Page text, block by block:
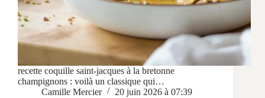
recette coquille saint-jacques à la bretonne
champignons : voilà un classique qui…
Camille Mercier
20 juin 2026 à 07:39